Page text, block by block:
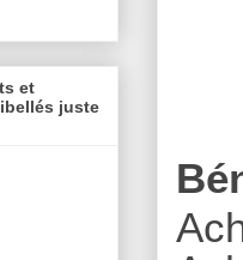
et
juste